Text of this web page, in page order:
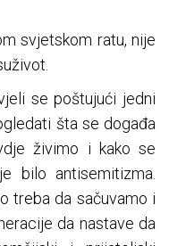
svjetskom ratu, nije
se poštujući jedni
šta se događa
živimo i kako se
bilo antisemitizma.
treba da sačuvamo i
da nastave da